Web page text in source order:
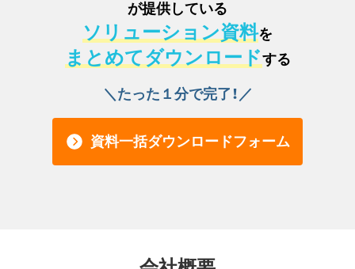
が提供している
ソリューション資料を
まとめてダウンロードする
＼たった１分で完了！／
資料一括ダウンロードフォーム